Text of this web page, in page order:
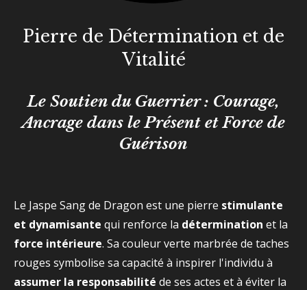
Pierre de Détermination et de
Vitalité
Le Soutien du Guerrier : Courage,
Ancrage dans le Présent et Force de
Guérison
Le Jaspe Sang de Dragon est une pierre stimulante
et dynamisante qui renforce la détermination et la
force intérieure. Sa couleur verte marbrée de taches
rouges symbolise sa capacité à inspirer l'individu à
assumer la responsabilité de ses actes et à éviter la